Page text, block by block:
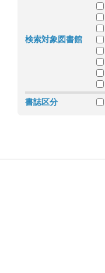
検索対象図書館
書誌区分